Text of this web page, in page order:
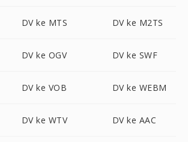
DV ke MTS DV ke M2TS
DV ke OGV DV ke SWF
DV ke VOB DV ke WEBM
DV ke WTV DV ke AAC